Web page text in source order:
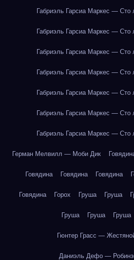
Габриэль Гарсиа Маркес — Сто
Габриэль Гарсиа Маркес — Сто
Габриэль Гарсиа Маркес — Сто
Габриэль Гарсиа Маркес — Сто
Габриэль Гарсиа Маркес — Сто
Габриэль Гарсиа Маркес — Сто
Габриэль Гарсиа Маркес — Сто
Герман Мелвилл — Моби Дик
Говядина Говядина Говядина
Говядина Горох Груша Груша
Груша Груша Груша
Гюнтер Грасс —
Даниэль Дефо —